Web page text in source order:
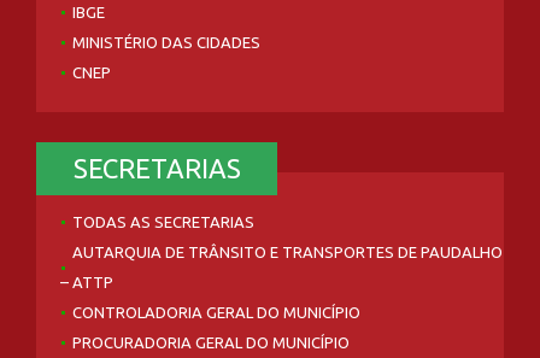
IBGE
MINISTÉRIO DAS CIDADES
CNEP
SECRETARIAS
TODAS AS SECRETARIAS
AUTARQUIA DE TRÂNSITO E TRANSPORTES DE PAUDALHO
– ATTP
CONTROLADORIA GERAL DO MUNICÍPIO
PROCURADORIA GERAL DO MUNICÍPIO